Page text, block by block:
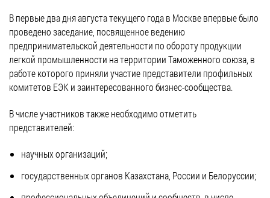
В первые два дня августа текущего года в Москве впервые было
проведено заседание, посвященное ведению
предпринимательской деятельности по обороту продукции
легкой промышленности на территории Таможенного союза, в
работе которого приняли участие представители профильных
комитетов ЕЭК и заинтересованного бизнес-сообщества.
В числе участников также необходимо отметить
представителей:
научных организаций;
государственных органов Казахстана, России и Белоруссии;